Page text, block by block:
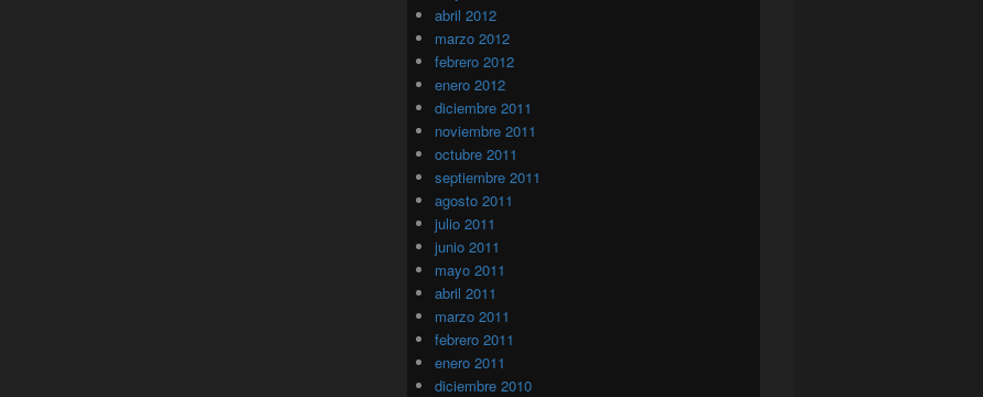
abril 2012
marzo 2012
febrero 2012
enero 2012
diciembre 2011
noviembre 2011
octubre 2011
septiembre 2011
agosto 2011
julio 2011
junio 2011
mayo 2011
abril 2011
marzo 2011
febrero 2011
enero 2011
diciembre 2010